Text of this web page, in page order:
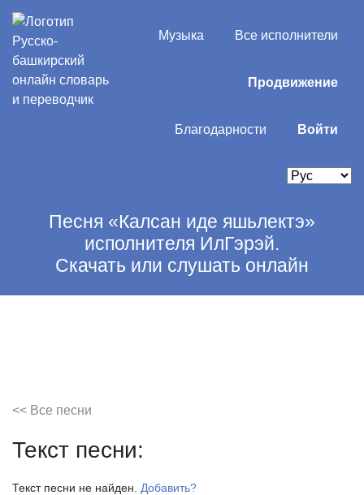
Музыка Все исполнители
Продвижение
Благодарности Войти
Песня «Калсан иде яшьлектэ»
исполнителя ИлГэрэй.
Скачать или слушать онлайн
<< Все песни
Текст песни:
Текст песни не найден. Добавить?